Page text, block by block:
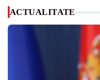
ACTUALITATE